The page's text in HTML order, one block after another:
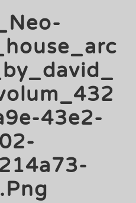
43e2-